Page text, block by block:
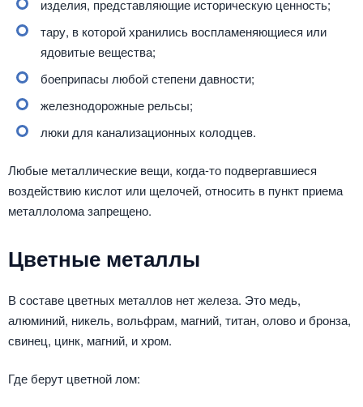
изделия, представляющие историческую ценность;
тару, в которой хранились воспламеняющиеся или
ядовитые вещества;
боеприпасы любой степени давности;
железнодорожные рельсы;
люки для канализационных колодцев.
Любые металлические вещи, когда-то подвергавшиеся
воздействию кислот или щелочей, относить в пункт приема
металлолома запрещено.
Цветные металлы
В составе цветных металлов нет железа. Это медь,
алюминий, никель, вольфрам, магний, титан, олово и бронза,
свинец, цинк, магний, и хром.
Где берут цветной лом: